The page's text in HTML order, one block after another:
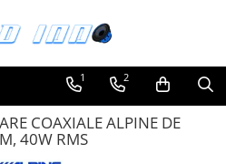
1 2
COAXIALE ALPINE DE
40W RMS